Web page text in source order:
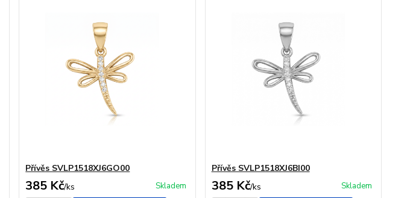
Přívěs SVLP1518XJ6GO00
385 Kč/ks Skladem
Přívěs SVLP1518XJ6BI00
385 Kč/ks Skladem